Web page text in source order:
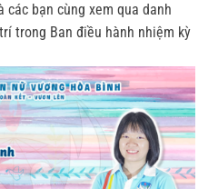
bạn cùng xem qua danh
trong Ban điều hành nhiệm kỳ